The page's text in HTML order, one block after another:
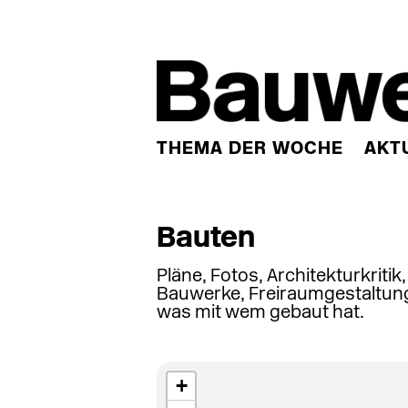
THEMA DER WOCHE
Bauten
Pläne, Fotos,
Bauwerke,
was mit wem gebaut hat.
+